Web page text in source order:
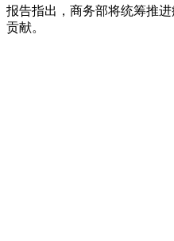
报告指出，商务部将统筹推
贡献。